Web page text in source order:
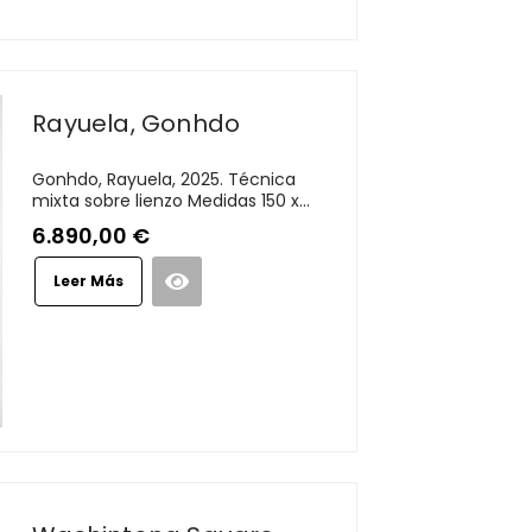
Rayuela, Gonhdo
Gonhdo, Rayuela, 2025. Técnica
mixta sobre lienzo Medidas 150 x...
6.890,00 €
Leer Más